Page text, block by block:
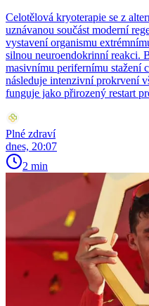
Celotělová kryoterapie se z
uznávanou součást moderní
vystavení organismu
silnou neuroendokrinní reakci.
masivnímu perifernímu stažení
následuje intenzivní prokrvení
funguje jako přirozený restart
Plné zdraví
dnes, 20:07
2 min